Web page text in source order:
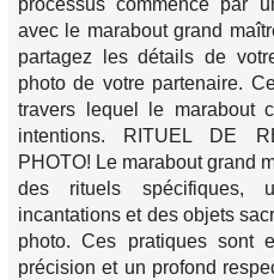
processus commence par
avec le marabout grand
partagez les détails de
photo de votre partenaire.
travers lequel le marabout
intentions. RITUEL DE
PHOTO! Le marabout grand
des rituels spécifiques,
incantations et des objets
photo. Ces pratiques sont
précision et un profond